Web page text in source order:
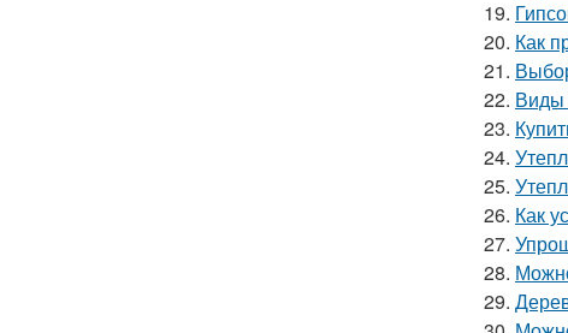
19.
20. Как
21.
22. Виды
23.
24.
25.
26. Как
27.
28.
29.